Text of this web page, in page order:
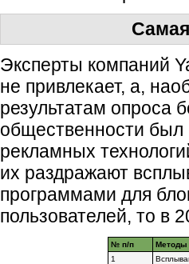
Эксперты компаний
не привлекает, а,
результатам опроса
общественности был
рекламных
их раздражают
программами для
пользователей, то в
№ п/п
Методы
1